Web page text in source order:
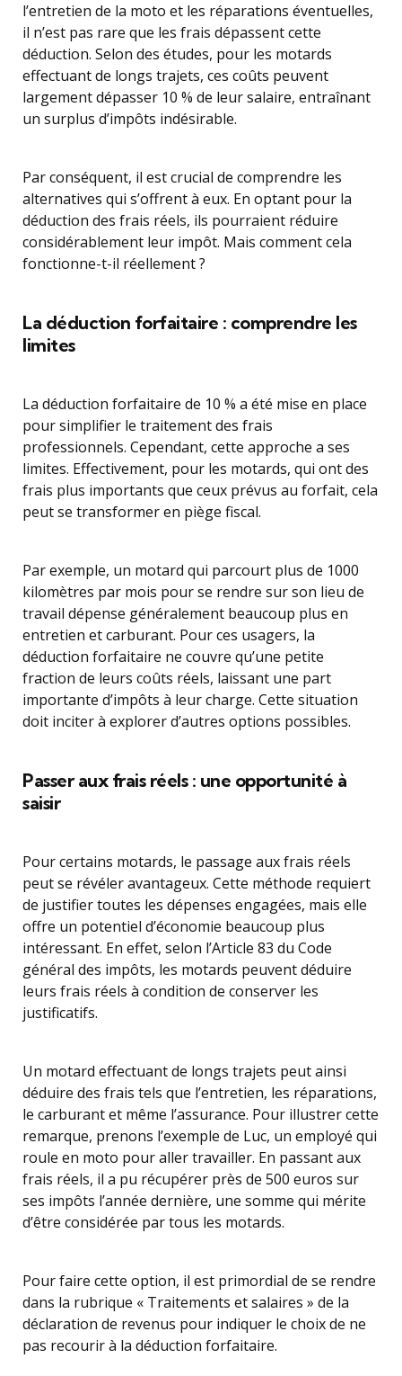
l’entretien de la moto et les réparations éventuelles,
il n’est pas rare que les frais dépassent cette
déduction. Selon des études, pour les motards
effectuant de longs trajets, ces coûts peuvent
largement dépasser 10 % de leur salaire, entraînant
un surplus d’impôts indésirable.
Par conséquent, il est crucial de comprendre les
alternatives qui s’offrent à eux. En optant pour la
déduction des frais réels, ils pourraient réduire
considérablement leur impôt. Mais comment cela
fonctionne-t-il réellement ?
La déduction forfaitaire : comprendre les
limites
La déduction forfaitaire de 10 % a été mise en place
pour simplifier le traitement des frais
professionnels. Cependant, cette approche a ses
limites. Effectivement, pour les motards, qui ont des
frais plus importants que ceux prévus au forfait, cela
peut se transformer en piège fiscal.
Par exemple, un motard qui parcourt plus de 1000
kilomètres par mois pour se rendre sur son lieu de
travail dépense généralement beaucoup plus en
entretien et carburant. Pour ces usagers, la
déduction forfaitaire ne couvre qu’une petite
fraction de leurs coûts réels, laissant une part
importante d’impôts à leur charge. Cette situation
doit inciter à explorer d’autres options possibles.
Passer aux frais réels : une opportunité à
saisir
Pour certains motards, le passage aux frais réels
peut se révéler avantageux. Cette méthode requiert
de justifier toutes les dépenses engagées, mais elle
offre un potentiel d’économie beaucoup plus
intéressant. En effet, selon l’Article 83 du Code
général des impôts, les motards peuvent déduire
leurs frais réels à condition de conserver les
justificatifs.
Un motard effectuant de longs trajets peut ainsi
déduire des frais tels que l’entretien, les réparations,
le carburant et même l’assurance. Pour illustrer cette
remarque, prenons l’exemple de Luc, un employé qui
roule en moto pour aller travailler. En passant aux
frais réels, il a pu récupérer près de 500 euros sur
ses impôts l’année dernière, une somme qui mérite
d’être considérée par tous les motards.
Pour faire cette option, il est primordial de se rendre
dans la rubrique « Traitements et salaires » de la
déclaration de revenus pour indiquer le choix de ne
pas recourir à la déduction forfaitaire.